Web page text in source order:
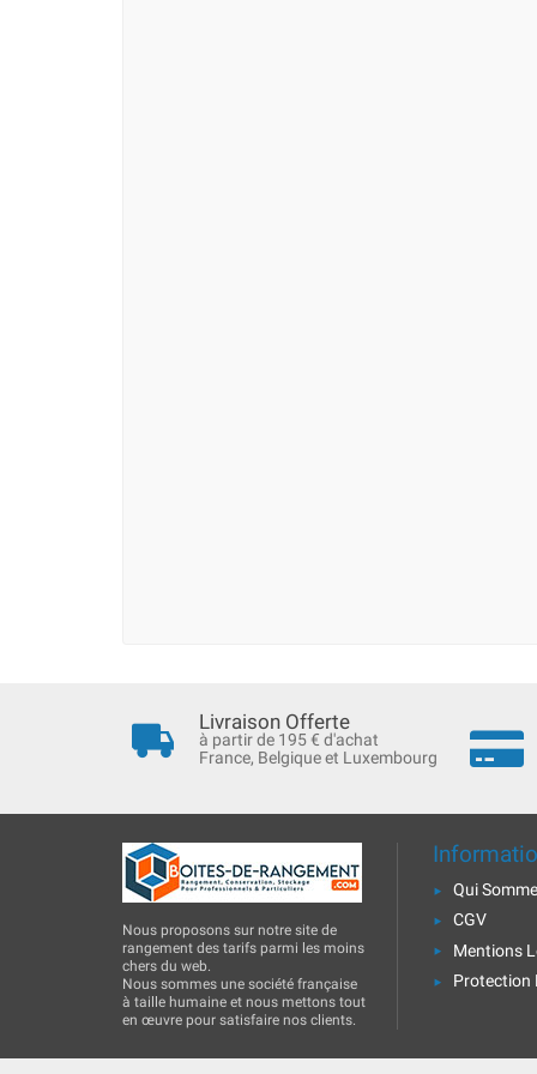
Livraison Offerte
à partir de 195 € d'achat
France, Belgique et Luxembourg
Nous proposons sur notre site de
rangement des tarifs parmi les moins
chers du web.
Nous sommes une société française
à taille humaine et nous mettons tout
en œuvre pour satisfaire nos clients.
Qui
CGV
Mentions
Protection